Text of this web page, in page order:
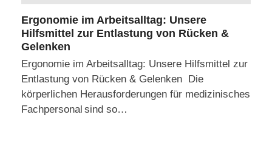
Ergonomie im Arbeitsalltag: Unsere
Hilfsmittel zur Entlastung von Rücken &
Gelenken
Ergonomie im Arbeitsalltag: Unsere Hilfsmittel zur
Entlastung von Rücken & Gelenken Die
körperlichen Herausforderungen für medizinisches
Fachpersonal sind so…